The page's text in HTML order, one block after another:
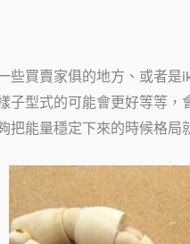
些買賣家俱的地方、或者
型式的可能會更好等等
能量穩定下來的時候格局